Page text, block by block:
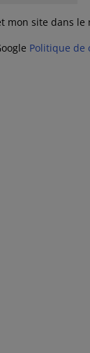
mon site dans
Politique de